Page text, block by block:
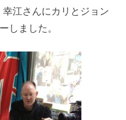
江さんにカリとジョン
しました。